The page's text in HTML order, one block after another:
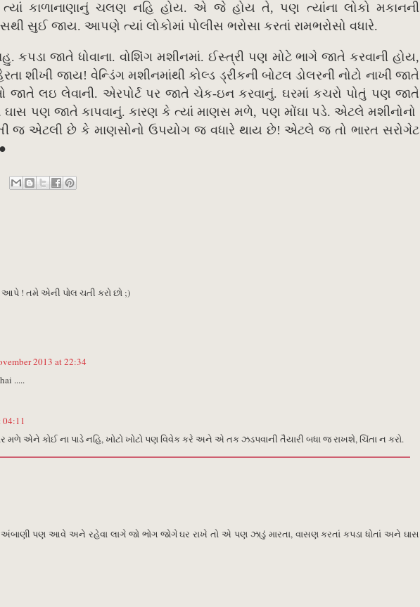
ત્યાં કાળાનાણાનું ચલણ નહિ હોય. એ જે હોય તે, પણ ત્યાંના લોકો મકાનની
સુઈ જાય. આપણે ત્યાં લોકોમાં પોલીસ ભરોસા કરતાં રામભરોસો વધારે.
કપડા જાતે ધોવાના. વોશિંગ મશીનમાં. ઈસ્ત્રી પણ મોટે ભાગે જાતે કરવાની હોય,
શીખી જાય! વેન્ડિંગ મશીનમાંથી કોલ્ડ ડ્રીંકની બોટલ ડોલરની નોટો નાખી જાતે
જાતે લઇ લેવાની. એરપોર્ટ પર જાતે ચેક-ઇન કરવાનું. ઘરમાં કચરો પોતું પણ જાતે
પણ જાતે કાપવાનું. કારણ કે ત્યાં માણસ મળે, પણ મોંઘા પડે. એટલે મશીનોનો
જ એટલી છે કે માણસોનો ઉપયોગ જ વધારે થાય છે! એટલે જ તો ભારત સરોગેટ
●
! તમે એની પોલ ચતી કરો છો ;)
2013 at 22:34
.....
04:11
મળે એને કોઈ ના પાડે નહિ, ખોટો ખોટો પણ વિવેક કરે અને એ તક ઝડપવાની તૈયારી બધા જ રાખશે, ચિંતા ન કરો.
પણ આવે અને રહેવા લાગે જો ભોગ જોગે ઘર રાખે તો એ પણ ઝાડું મારતા, વાસણ કરતાં કપડા ધોતાં અને ઘાસ